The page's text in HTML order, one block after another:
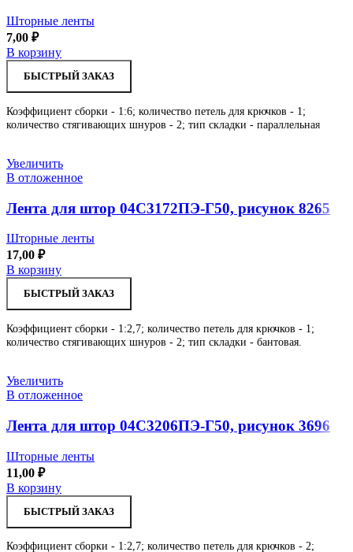
Шторные ленты
7,00 ₽
В корзину
БЫСТРЫЙ ЗАКАЗ
Коэффициент сборки - 1:6; количество петель для крючков - 1;
количество стягивающих шнуров - 2; тип складки - параллельная
Увеличить
В отложенное
Лента для штор 04С3172ПЭ-Г50, рисунок 8265
Шторные ленты
17,00 ₽
В корзину
БЫСТРЫЙ ЗАКАЗ
Коэффициент сборки - 1:2,7; количество петель для крючков - 1;
количество стягивающих шнуров - 2; тип складки - бантовая.
Увеличить
В отложенное
Лента для штор 04С3206ПЭ-Г50, рисунок 3696
Шторные ленты
11,00 ₽
В корзину
БЫСТРЫЙ ЗАКАЗ
Коэффициент сборки - 1:2,7; количество петель для крючков - 2;